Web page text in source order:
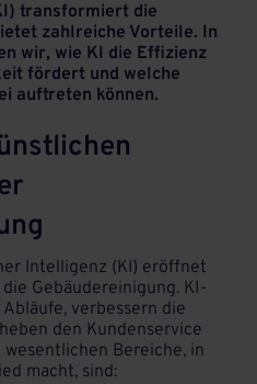
transformiert die
zahlreiche Vorteile. In
wir, wie KI die Effizienz
fördert und welche
auftreten können.
Intelligenz (KI) eröffnet
Gebäudereinigung. KI-
verbessern die
den Kundenservice
wesentlichen Bereiche, in
macht, sind: